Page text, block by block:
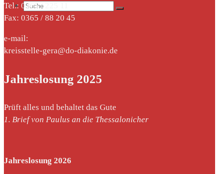
Suche
nach:
Tel.: 0365 / 225 11
Fax: 0365 / 88 20 45
e-mail:
kreisstelle-gera@do-diakonie.de
Jahreslosung 2025
Prüft alles und behaltet das Gute
1. Brief von Paulus an die Thessalonicher
Jahreslosung 2026